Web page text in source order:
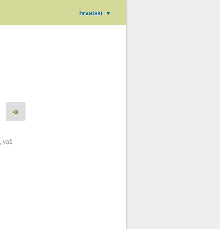
hrvatski ▼
, vaš